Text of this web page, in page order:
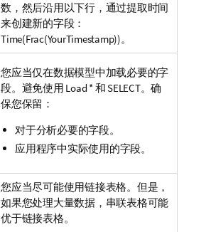
数，然后沿用以下行，通过提取时间
来创建新的字段：
Time(Frac(YourTimestamp))。
您应当仅在数据模型中加载必要的字
段。避免使用 Load *和SELECT。确
保您保留：
对于分析必要的字段。
应用程序中实际使用的字段。
您应当尽可能使用链接表格。但是，
如果您处理大量数据，串联表格可能
优于链接表格。